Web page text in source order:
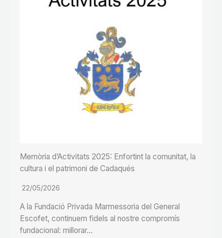
Memòria d’Activitats 2025: Enfortint la comunitat, la
cultura i el patrimoni de Cadaqués
22/05/2026
A la Fundació Privada Marmessoria del General
Escofet, continuem fidels al nostre compromís
fundacional: millorar…